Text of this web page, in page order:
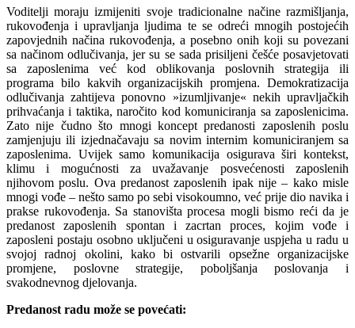
Voditelji moraju izmijeniti svoje tradicionalne načine razmišljanja,
rukovođenja i upravljanja ljudima te se odreći mnogih postojećih
zapovjednih načina rukovođenja, a posebno onih koji su povezani
sa načinom odlučivanja, jer su se sada prisiljeni češće posavjetovati
sa zaposlenima već kod oblikovanja poslovnih strategija ili
programa bilo kakvih organizacijskih promjena. Demokratizacija
odlučivanja zahtijeva ponovno »izumljivanje« nekih upravljačkih
prihvaćanja i taktika, naročito kod komuniciranja sa zaposlenicima.
Zato nije čudno što mnogi koncept predanosti zaposlenih poslu
zamjenjuju ili izjednačavaju sa novim internim komuniciranjem sa
zaposlenima. Uvijek samo komunikacija osigurava širi kontekst,
klimu i mogućnosti za uvažavanje posvećenosti zaposlenih
njihovom poslu. Ova predanost zaposlenih ipak nije – kako misle
mnogi vođe – nešto samo po sebi visokoumno, već prije dio navika i
prakse rukovođenja. Sa stanovišta procesa mogli bismo reći da je
predanost zaposlenih spontan i zacrtan proces, kojim vođe i
zaposleni postaju osobno uključeni u osiguravanje uspjeha u radu u
svojoj radnoj okolini, kako bi ostvarili opsežne organizacijske
promjene, poslovne strategije, poboljšanja poslovanja i
svakodnevnog djelovanja.
Predanost radu može se povećati: